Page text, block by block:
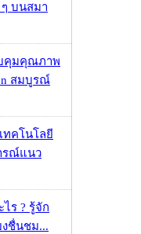
บนสมา
คุมคุณภาพ
สมบูรณ์
ทคโนโลยี
รณ์แนว
ไร ? รู้จัก
งชื่นชม...